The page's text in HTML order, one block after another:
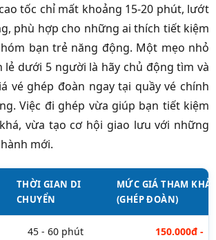
tốc chỉ mất khoảng 15-20 phút, lướt
phù hợp cho những ai thích tiết kiệm
bạn trẻ năng động. Một mẹo nhỏ
lẻ dưới 5 người là hãy chủ động tìm và
vé ghép đoàn ngay tại quầy vé chính
Việc đi ghép vừa giúp bạn tiết kiệm
vừa tạo cơ hội giao lưu với những
mới.
THỜI GIAN DI
CHUYỂN
MỨC GIÁ THAM
(GHÉP ĐOÀN)
45 - 60 phút
150.000đ -